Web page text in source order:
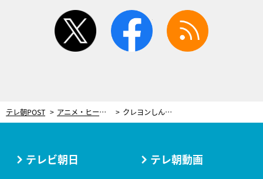
twitter facebook
テレ朝POST アニメ・ヒーロー クレヨンしんちゃん、“ふんわりラクガキタッチ”のLINE公式着せかえ登場！
テレビ朝日 テレ朝動画